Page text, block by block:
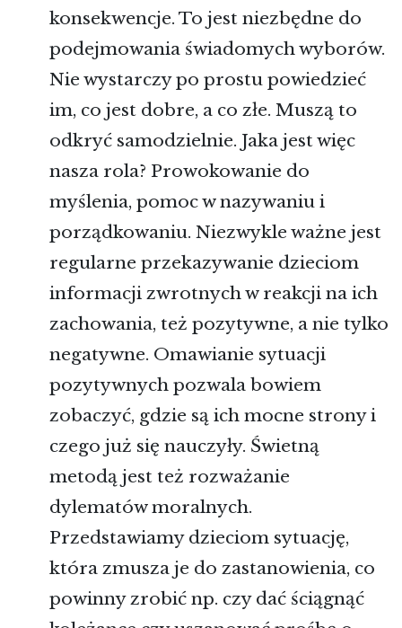
konsekwencje. To jest niezbędne do
podejmowania świadomych wyborów.
Nie wystarczy po prostu powiedzieć
im, co jest dobre, a co złe. Muszą to
odkryć samodzielnie. Jaka jest więc
nasza rola? Prowokowanie do
myślenia, pomoc w nazywaniu i
porządkowaniu. Niezwykle ważne jest
regularne przekazywanie dzieciom
informacji zwrotnych w reakcji na ich
zachowania, też pozytywne, a nie tylko
negatywne. Omawianie sytuacji
pozytywnych pozwala bowiem
zobaczyć, gdzie są ich mocne strony i
czego już się nauczyły. Świetną
metodą jest też rozważanie
dylematów moralnych.
Przedstawiamy dzieciom sytuację,
która zmusza je do zastanowienia, co
powinny zrobić np. czy dać ściągnąć